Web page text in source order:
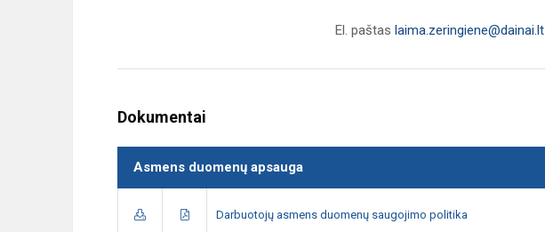
El. paštas laima.zeringiene@dainai.lt
Dokumentai
Asmens duomenų apsauga
Darbuotojų asmens duomenų saugojimo politika